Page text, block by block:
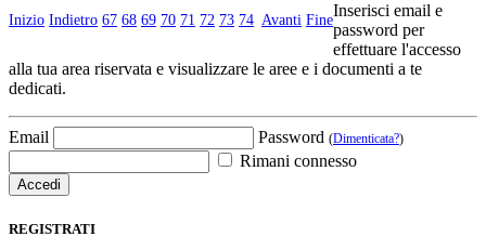
Inizio Indietro 67 68 69 70 71 72 73 74 Avanti Fine
Inserisci email e
password per
effettuare l'accesso
alla tua area riservata e visualizzare le aree e i documenti a te
dedicati.
Email Password (Dimenticata?)
Rimani connesso
REGISTRATI